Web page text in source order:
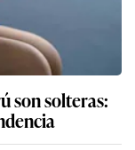
son solteras: